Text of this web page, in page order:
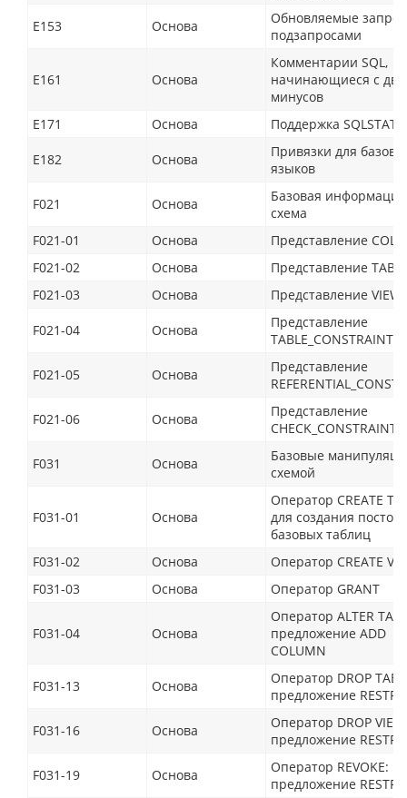
E153 Основа
Обновляемые
подзапросами
E161 Основа
Комментарии SQL,
начинающиеся с
минусов
E171
Основа Поддержка SQLSTATE
E182 Основа
Привязки для
языков
F021 Основа
Базовая
схема
F021-01
Основа
Представление
F021-02
Основа
Представление
F021-03
Основа Представление
F021-04 Основа
Представление
TABLE_CONSTRAINTS
F021-05 Основа
Представление
F021-06 Основа
Представление
CHECK_CONSTRAINTS
F031 Основа
Базовые
схемой
F031-01 Основа
Оператор CREATE
для создания
базовых таблиц
F031-02
Основа
Оператор CREATE
F031-03
Основа Оператор GRANT
F031-04 Основа
Оператор ALTER
предложение ADD
COLUMN
F031-13 Основа
Оператор DROP
предложение
F031-16 Основа
Оператор DROP
предложение
F031-19 Основа
Оператор REVOKE:
предложение